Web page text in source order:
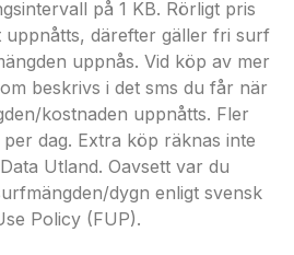
på 1 KB. Rörligt pris
uppnåtts, därefter gäller fri surf
uppnås. Vid köp av mer
beskrivs i det sms du får när
kostnaden uppnåtts. Fler
dag. Extra köp räknas inte
Utland. Oavsett var du
dygn enligt svensk
Policy (FUP).